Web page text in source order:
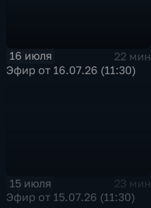
16 июля
22 мин
Эфир от 16.07.26 (11:30)
15 июля
23 мин
Эфир от 15.07.26 (11:30)